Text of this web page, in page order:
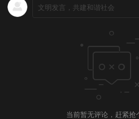
当前暂无评论，赶紧抢